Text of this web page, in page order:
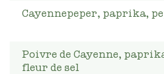
Cayennepeper, paprika,
Poivre de Cayenne,
fleur de sel